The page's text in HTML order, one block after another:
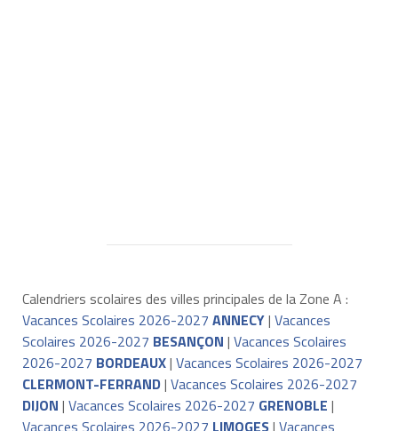
Calendriers scolaires des villes principales de la Zone A :
Vacances Scolaires 2026-2027 ANNECY| Vacances
Scolaires 2026-2027 BESANÇON | Vacances Scolaires
2026-2027 BORDEAUX| Vacances Scolaires 2026-2027
CLERMONT-FERRAND| Vacances Scolaires 2026-2027
DIJON | Vacances Scolaires 2026-2027 GRENOBLE |
Vacances Scolaires 2026-2027 LIMOGES| Vacances